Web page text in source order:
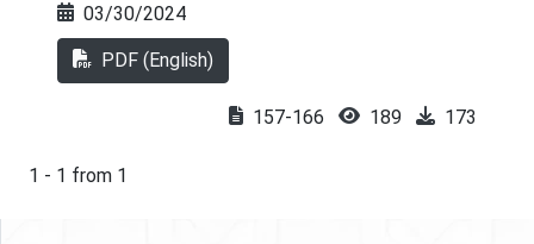
ta'sirini aniqlash va siyosatchilar va transport va
savdo sohalaridagi manfaatdor tomonlar uchun
tushunchalarni taqdim etishdir.
Dizayn/metodologiya/yondashuv: 2000 yildan
foydalangan holda miqdoriy tadqiqot loyihasi
03/30/2024
PDF (English)
157-166 189 173
1 - 1 from 1